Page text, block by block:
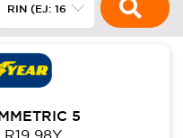
5
98Y